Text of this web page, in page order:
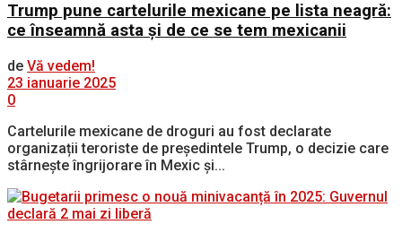
Trump pune cartelurile mexicane pe lista neagră:
ce înseamnă asta și de ce se tem mexicanii
de Vă vedem!
23 ianuarie 2025
0
Cartelurile mexicane de droguri au fost declarate
organizații teroriste de președintele Trump, o decizie care
stârnește îngrijorare în Mexic și...